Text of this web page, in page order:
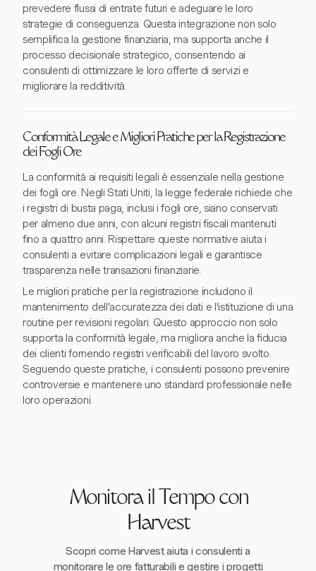
prevedere flussi di entrate futuri e adeguare le loro
strategie di conseguenza. Questa integrazione non solo
semplifica la gestione finanziaria, ma supporta anche il
processo decisionale strategico, consentendo ai
consulenti di ottimizzare le loro offerte di servizi e
migliorare la redditività.
Conformità Legale e Migliori Pratiche per la Registrazione
dei Fogli Ore
La conformità ai requisiti legali è essenziale nella gestione
dei fogli ore. Negli Stati Uniti, la legge federale richiede che
i registri di busta paga, inclusi i fogli ore, siano conservati
per almeno due anni, con alcuni registri fiscali mantenuti
fino a quattro anni. Rispettare queste normative aiuta i
consulenti a evitare complicazioni legali e garantisce
trasparenza nelle transazioni finanziarie.
Le migliori pratiche per la registrazione includono il
mantenimento dell'accuratezza dei dati e l'istituzione di una
routine per revisioni regolari. Questo approccio non solo
supporta la conformità legale, ma migliora anche la fiducia
dei clienti fornendo registri verificabili del lavoro svolto.
Seguendo queste pratiche, i consulenti possono prevenire
controversie e mantenere uno standard professionale nelle
loro operazioni.
Monitora il Tempo con
Harvest
Scopri come Harvest aiuta i consulenti a
monitorare le ore fatturabili e gestire i progetti